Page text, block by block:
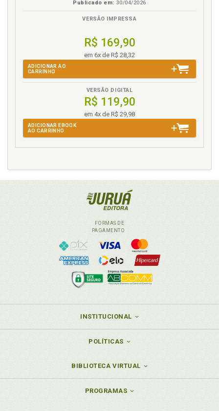
Publicado em: 30/04/2026
VERSÃO IMPRESSA
R$ 169,90
em 6x de R$ 28,32
ADICIONAR AO
CARRINHO
VERSÃO DIGITAL
R$ 119,90
em 4x de R$ 29,98
ADICIONAR EBOOK
AO CARRINHO
FORMAS DE
PAGAMENTO
INSTITUCIONAL
POLÍTICAS
BIBLIOTECA VIRTUAL
PROGRAMAS